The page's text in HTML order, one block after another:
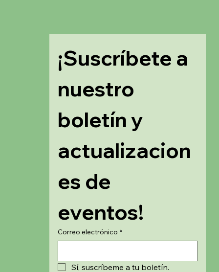
¡Suscríbete a
nuestro
boletín y
actualizacion
es de
eventos!
Correo electrónico *
Sí, suscríbeme a tu boletín.